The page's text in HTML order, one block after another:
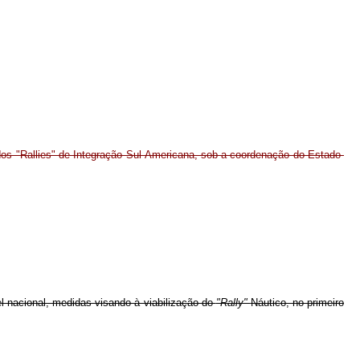
"Rallies" de Integração Sul-Americana, sob a coordenação do Estado-
nacional, medidas visando à viabilização do"Rally"Náutico, no primeiro